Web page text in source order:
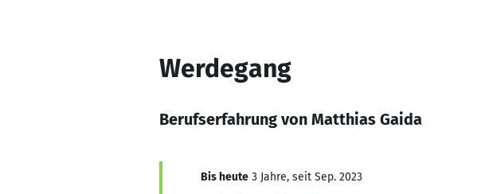
Werdegang
Berufserfahrung von Matthias Gaida
Bis heute 3 Jahre, seit Sep. 2023